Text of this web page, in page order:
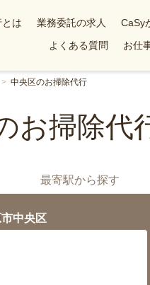
は 業務委託の求人
CaSy
よくある質問
お仕
中央区のお掃除代行
お掃除代
最寄駅から探す
中央区